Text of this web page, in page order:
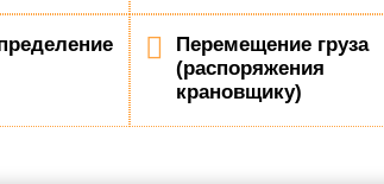
Перемещение груза
(распоряжения
крановщику)